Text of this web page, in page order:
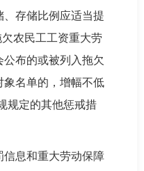
存储比例应适当提
农民工工资重大劳
布的或被列入拖欠
象名单的，增幅不低
规定的其他惩戒措
息和重大劳动保障